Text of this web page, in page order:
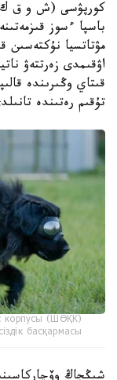
كورپۋسى (ش و ق ك)
باسپا ءسوز
مۋتاتسيا نۇكتەسىن
اۋقىمدى زەرتتەۋ
قىتاي وڭىرىندە
تۇقىم رەتىندە
корпусы (ШӨҚК)
басқармасы